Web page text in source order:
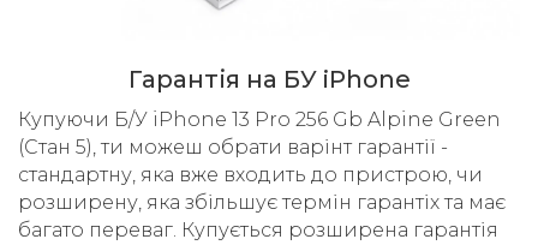
Гарантія на БУ iPhone
Купуючи Б/У iPhone 13 Pro 256 Gb Alpine Green
(Стан 5), ти можеш обрати варінт гарантії -
стандартну, яка вже входить до пристрою, чи
розширену, яка збільшує термін гарантіх та має
багато переваг. Купується розширена гарантія